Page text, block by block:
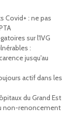
Covid+ : ne pas
sur l'IVG
:
jusqu'au
actif dans les
du Grand Est
non-renoncement